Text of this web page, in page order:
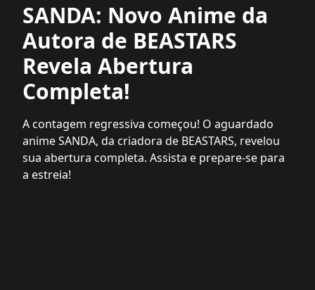
SANDA: Novo Anime da
Autora de BEASTARS
Revela Abertura
Completa!
A contagem regressiva começou! O aguardado
anime SANDA, da criadora de BEASTARS, revelou
sua abertura completa. Assista e prepare-se para
a estreia!